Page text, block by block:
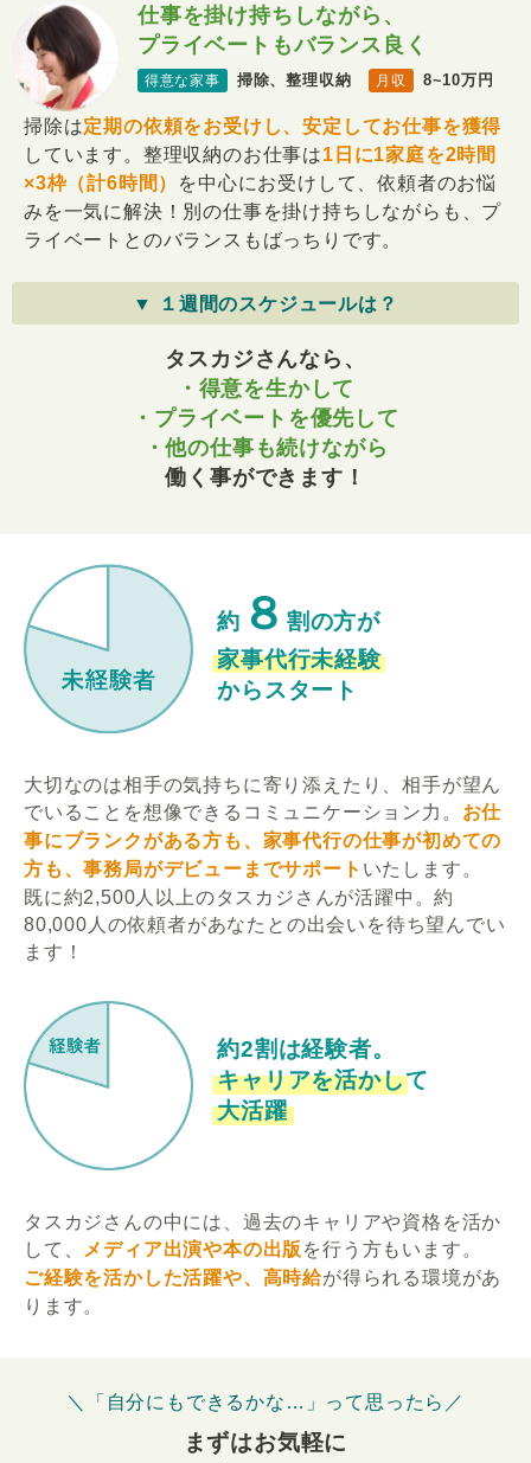
仕事を掛け持ちしながら、
プライベートもバランス良く
得意な家事 掃除、整理収納 月収 8~10万円
掃除は定期の依頼をお受けし、安定してお仕事を獲得
しています。整理収納のお仕事は1日に1家庭を2時間
×3枠（計6時間）
を中心にお受けして、依頼者のお悩
みを一気に解決！別の仕事を掛け持ちしながらも、プ
ライベートとのバランスもばっちりです。
▼ １週間のスケジュールは？
タスカジさんなら、
・得意を生かして
・プライベートを優先して
・他の仕事も続けながら
働く事ができます！
約 ８ 割の方が
家事代行未経験
からスタート
大切なのは相手の気持ちに寄り添えたり、相手が望ん
でいることを想像できるコミュニケーション力。 お仕
事にブランクがある方も、家事代行の仕事が初めての
方も、事務局がデビューまでサポート いたします。
既に約2,500人以上のタスカジさんが活躍中。約
80,000人の依頼者があなたとの出会いを待ち望んでい
ます！
約2割は経験者。
キャリアを活かして
大活躍
タスカジさんの中には、過去のキャリアや資格を活か
して、
メディア出演や本の出版 を行う方もいます。
ご経験を活かした活躍や、高時給が得られる環境があ
ります。
＼「自分にもできるかな…」って思ったら／
まずはお気軽に